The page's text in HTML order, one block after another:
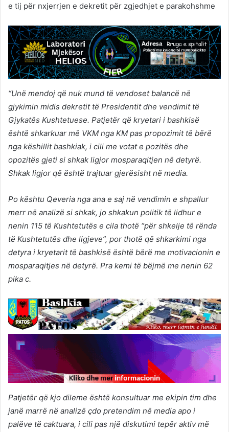
e tij për nxjerrjen e dekretit për zgjedhjet e parakohshme
“Unë mendoj që nuk mund të vendoset balancë në
gjykimin midis dekretit të Presidentit dhe vendimit të
Gjykatës Kushtetuese. Patjetër që kryetari i bashkisë
është shkarkuar më VKM nga KM pas propozimit të bërë
nga këshillit bashkiak, i cili me votat e pozitës dhe
opozitës gjeti si shkak ligjor mosparaqitjen në detyrë.
Shkak ligjor që është trajtuar gjerësisht në media.
Po kështu Qeveria nga ana e saj në vendimin e shpallur
merr në analizë si shkak, jo shkakun politik të lidhur e
nenin 115 të Kushtetutës e cila thotë “për shkelje të rënda
të Kushtetutës dhe ligjeve”, por thotë që shkarkimi nga
detyra i kryetarit të bashkisë është bërë me motivacionin e
mosparaqitjes në detyrë. Pra kemi të bëjmë me nenin 62
pika c.
Patjetër që kjo dileme është konsultuar me ekipin tim dhe
janë marrë në analizë çdo pretendim në media apo i
palëve të caktuara, i cili pas një diskutimi tepër aktiv më